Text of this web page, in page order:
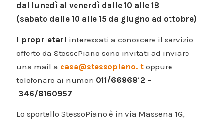
dal lunedì al venerdì dalle 10 alle 18
(sabato dalle 10 alle 15 da giugno ad ottobre)
I proprietari interessati a conoscere il servizio
offerto da StessoPiano sono invitati ad inviare
una mail a casa@stessopiano.it oppure
telefonare ai numeri 011/6686812 –
346/8160957
Lo sportello StessoPiano è in via Massena 1G,